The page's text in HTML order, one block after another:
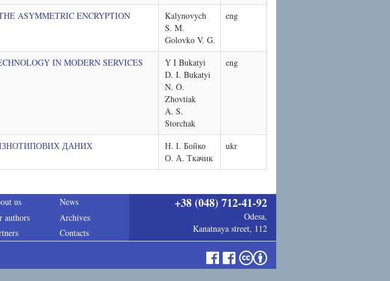
ASYMMETRIC ENCRYPTION
Kalynovych
S. M.
Golovko V. G.
eng
IN MODERN SERVICES
Y I Bukatyi
D. I. Bukatyi
N. O.
Zhovtiak
A. S.
Storchak
eng
ДАНИХ
Н. І. Бойко
О. А. Ткачик
ukr
us
News
authors
Archives
Contacts
+38 (048) 712-41-92
Odesa,
Kanatnaya street, 112